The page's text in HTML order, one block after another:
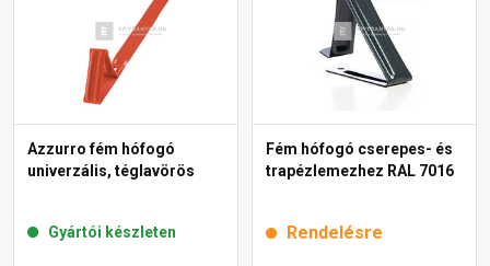
Azzurro fém hófogó
univerzális, téglavörös
Gyártói készleten
Fém hófogó cserepes- és
trapézlemezhez RAL 7016
Rendelésre